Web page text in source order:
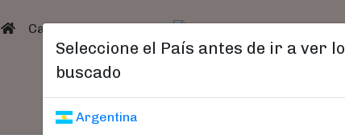
(current)
Catálogo Catálogo
Seleccione el País antes de ir a ver lo
buscado
Argentina